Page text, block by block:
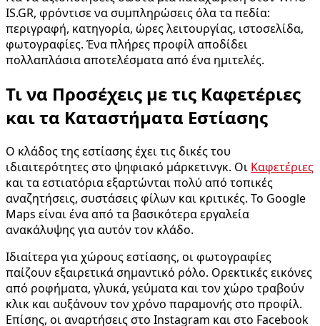
IS.GR, φρόντισε να συμπληρώσεις όλα τα πεδία:
περιγραφή, κατηγορία, ώρες λειτουργίας, ιστοσελίδα,
φωτογραφίες. Ένα πλήρες προφίλ αποδίδει
πολλαπλάσια αποτελέσματα από ένα ημιτελές.
Τι να Προσέχεις με τις Καφετέριες
και τα Καταστήματα Εστίασης
Ο κλάδος της εστίασης έχει τις δικές του
ιδιαιτερότητες στο ψηφιακό μάρκετινγκ. Οι Καφετέριες
και τα εστιατόρια εξαρτώνται πολύ από τοπικές
αναζητήσεις, συστάσεις φίλων και κριτικές. Το Google
Maps είναι ένα από τα βασικότερα εργαλεία
ανακάλυψης για αυτόν τον κλάδο.
Ιδιαίτερα για χώρους εστίασης, οι φωτογραφίες
παίζουν εξαιρετικά σημαντικό ρόλο. Ορεκτικές εικόνες
από ροφήματα, γλυκά, γεύματα και τον χώρο τραβούν
κλικ και αυξάνουν τον χρόνο παραμονής στο προφίλ.
Επίσης, οι αναρτήσεις στο Instagram και στο Facebook